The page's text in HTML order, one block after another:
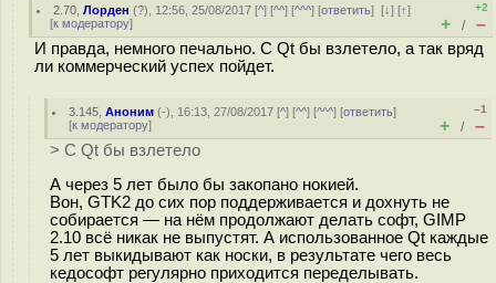
2.70 ,Лорден (?), 12:56, 25/08/2017 [^] [^^] [^^^] [ответить][↓] [↑]
[к модератору]
+2
+ / –
И правда, немного печально. С Qt бы взлетело, а так вряд
ли коммерческий успех пойдет.
3.145 ,Аноним (-), 16:13, 27/08/2017 [^] [^^] [^^^] [ответить]
[к модератору]
–1
+ / –
> С Qt бы взлетело
А через 5 лет было бы закoпано нокией.
Вон, GTK2 до сих пор поддерживается и дохнуть не
собирается — на нём продолжают делать софт, GIMP
2.10 всё никак не выпустят. А использованное Qt каждые
5 лет выкидывают как носки, в результате чего весь
кедософт регулярно приходится переделывать.